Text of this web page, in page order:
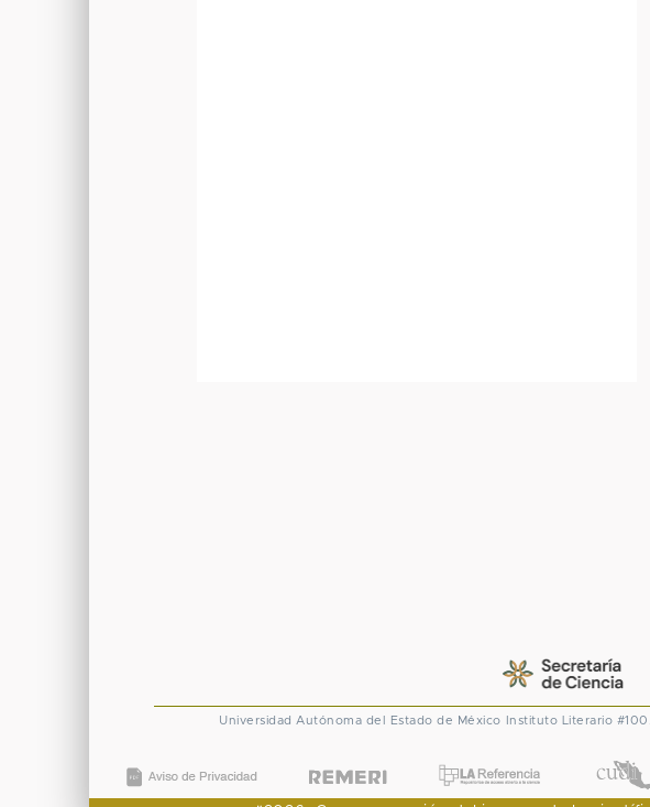
Universidad Autónoma del Estado de México Instituto Literario